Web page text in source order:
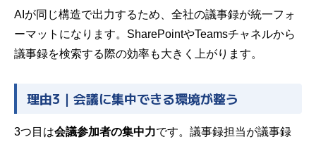
AIが同じ構造で出力するため、全社の議事録が統一フォ
ーマットになります。SharePointやTeamsチャネルから
議事録を検索する際の効率も大きく上がります。
理由3｜会議に集中できる環境が整う
3つ目は会議参加者の集中力です。議事録担当が議事録